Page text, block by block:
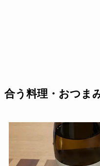
合う料理・おつま